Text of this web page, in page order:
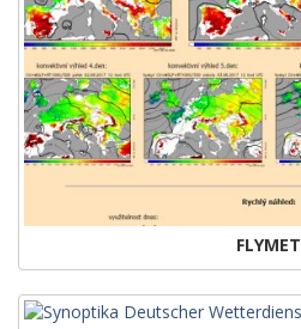
FLYMET